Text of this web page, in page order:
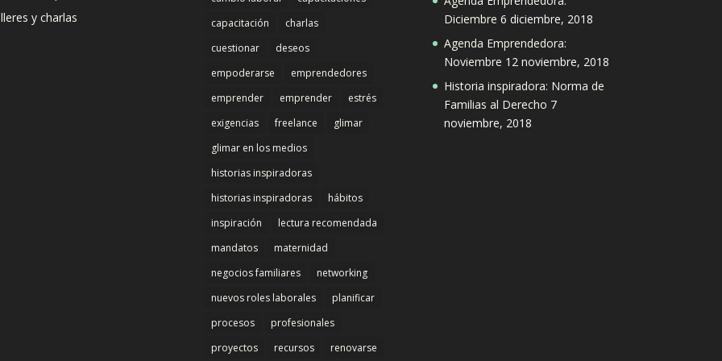
y charlas
capacitación
charlas
cuestionar
deseos
empoderarse
emprendedores
emprender
emprender
estrés
exigencias
freelance
glimar
glimar en los medios
historias inspiradoras
historias inspiradoras
hábitos
inspiración
lectura recomendada
mandatos
maternidad
negocios familiares
networking
nuevos roles laborales
planificar
procesos
profesionales
proyectos
recursos renovarse
Diciembre 6 diciembre, 2018
Agenda Emprendedora:
Noviembre 12 noviembre, 2018
Historia inspiradora: Norma de
Familias al Derecho 7
noviembre, 2018